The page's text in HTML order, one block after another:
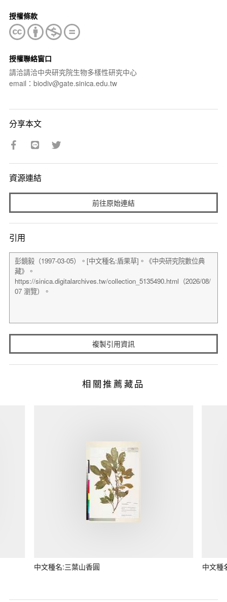
授權條款
授權聯絡窗口
請洽請洽中央研究院生物多樣性研究中心
email：biodiv@gate.sinica.edu.tw
分享本文
資源連結
前往原始連結
引用
複製引用資訊
相關推薦藏品
中文種名:三葉山香圓 中文種